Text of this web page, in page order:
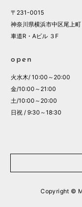
〒231-0015
神奈川県横浜市中区尾上
車道R・Aビル ３F
open
火水木/ 10:00～20:00
金/10:00～21:00
土/10:00～20:00
日祝 / 9:30～18:30
Copyright ©